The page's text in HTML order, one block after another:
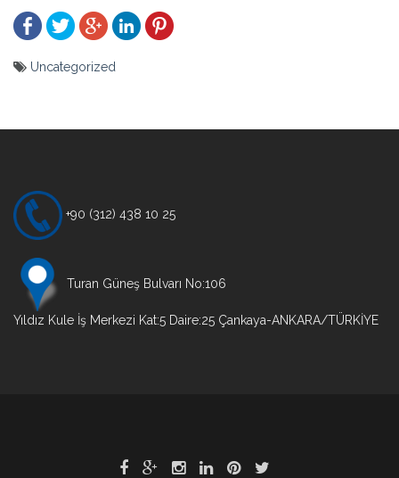
Uncategorized
+90 (312) 438 10 25
Turan Güneş Bulvarı No:106
Yıldız Kule İş Merkezi Kat:5 Daire:25 Çankaya-ANKARA/TÜRKİYE